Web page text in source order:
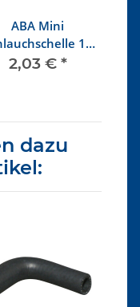
ABA Mini
11
Edelstahl
2,03 € *
dazu